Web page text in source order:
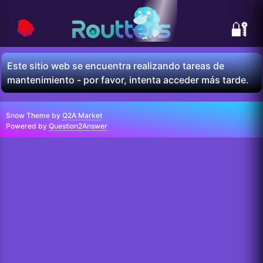
🔐
📚
Este sitio web se encuentra realizando tareas de
mantenimiento - por favor, intenta acceder más tarde.
Snow Theme by Q2A Market
Powered by Question2Answer